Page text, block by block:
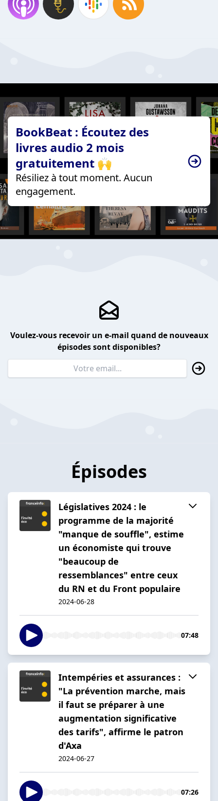
BookBeat : Écoutez des
livres audio 2 mois
gratuitement 🙌
Résiliez à tout moment. Aucun
engagement.
Voulez-vous recevoir un e-mail quand de nouveaux
épisodes sont disponibles?
Épisodes
Législatives 2024 : le
programme de la majorité
"manque de souffle", estime
un économiste qui trouve
"beaucoup de
ressemblances" entre ceux
du RN et du Front populaire
2024-06-28
07:48
Intempéries et assurances :
"La prévention marche, mais
il faut se préparer à une
augmentation significative
des tarifs", affirme le patron
d'Axa
2024-06-27
07:26